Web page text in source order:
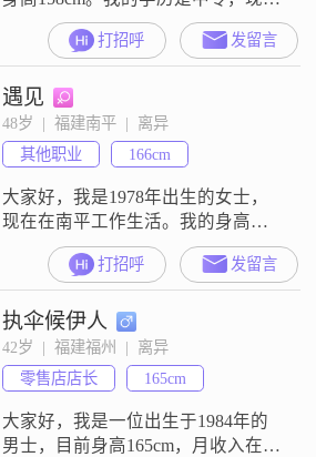
在宁德工作，月收入在3001到5000
元之间。关于我的性格和观念，我
是一个追求简单幸福的人，对生活
没有太复杂的奢求，觉得平实安稳
就很满足。同时我也是一个富有同
理心的人，比较能理解他人的感
受。在人生规划里，我把家庭优先
放在首位，认为家庭是重要的依
靠。我
打招呼 发留言
遇见
48岁  |  福建南平  |  离异
其他职业
166cm
大家好，我是1978年出生的女士，
现在在南平工作生活。我的身高是
129cm，学历是高中及以下。我的月
收入在8001元到12000元之间。我是
一个温柔体贴的人，也很善解人
意。平时性格开朗爱笑，独立自
信，心态乐观积极。我心思细腻敏
感，但平时随和易相处。我热爱生
活，为人真诚可靠，平时也注重健
康管理。我在寻找一段真诚长久的
关系
打招呼 发留言
执伞候伊人
42岁  |  福建福州  |  离异
零售店店长
165cm
大家好，我是一位出生于1984年的
男士，目前身高165cm，月收入在